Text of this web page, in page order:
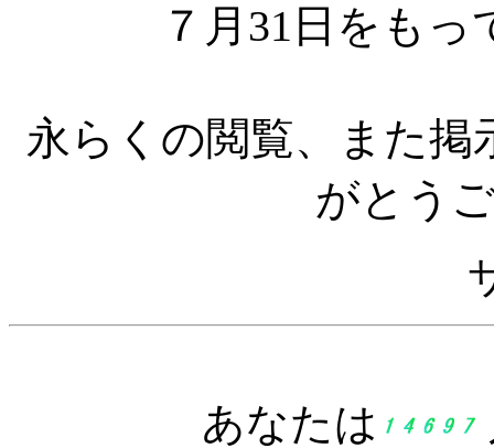
７月31日をも
永らくの閲覧、また
がとう
あなたは